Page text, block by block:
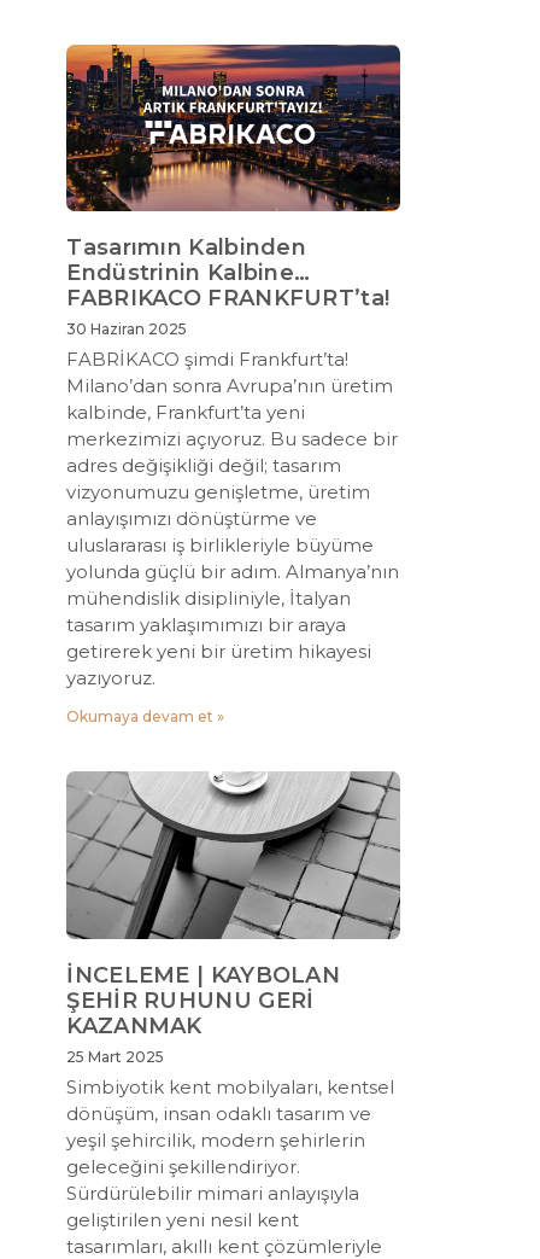
Tasarımın Kalbinden
Endüstrinin Kalbine…
FABRIKACO FRANKFURT’ta!
30 Haziran 2025
FABRİKACO şimdi Frankfurt’ta!
Milano’dan sonra Avrupa’nın üretim
kalbinde, Frankfurt’ta yeni
merkezimizi açıyoruz. Bu sadece bir
adres değişikliği değil; tasarım
vizyonumuzu genişletme, üretim
anlayışımızı dönüştürme ve
uluslararası iş birlikleriyle büyüme
yolunda güçlü bir adım. Almanya’nın
mühendislik disipliniyle, İtalyan
tasarım yaklaşımımızı bir araya
getirerek yeni bir üretim hikayesi
yazıyoruz.
Okumaya devam et »
İNCELEME | KAYBOLAN
ŞEHİR RUHUNU GERİ
KAZANMAK
25 Mart 2025
Simbiyotik kent mobilyaları, kentsel
dönüşüm, insan odaklı tasarım ve
yeşil şehircilik, modern şehirlerin
geleceğini şekillendiriyor.
Sürdürülebilir mimari anlayışıyla
geliştirilen yeni nesil kent
tasarımları, akıllı kent çözümleriyle